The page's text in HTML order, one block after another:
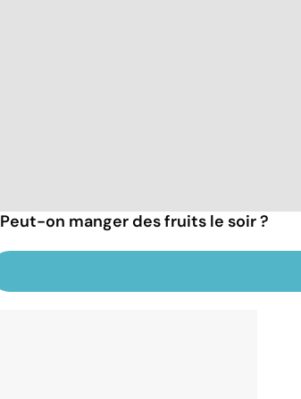
Peut-on manger des fruits le soir ?